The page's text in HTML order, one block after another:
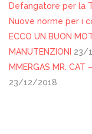
Defangatore per la
Nuove norme per i
ECCO UN BUON
MANUTENZIONI
23/
MMERGAS MR.
23/12/2018